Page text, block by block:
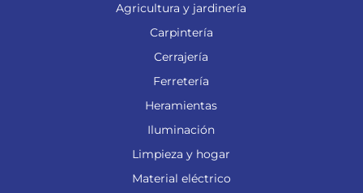
Agricultura y jardinería
Carpintería
Cerrajería
Ferretería
Heramientas
Iluminación
Limpieza y hogar
Material eléctrico